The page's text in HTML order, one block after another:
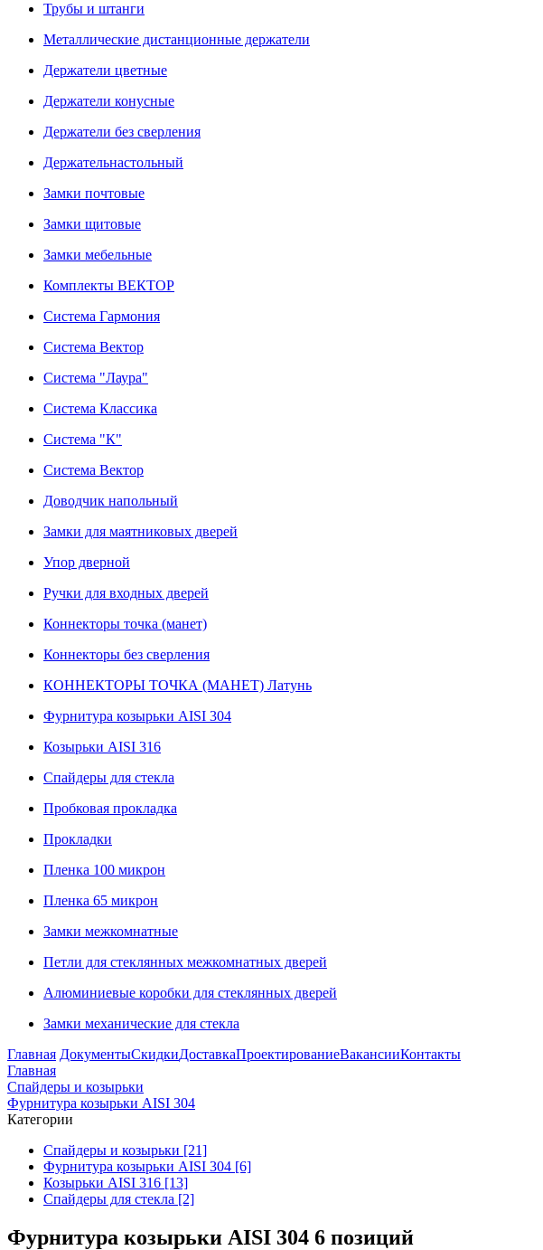
Трубы и штанги
Металлические дистанционные держатели
Держатели цветные
Держатели конусные
Держатели без сверления
Держательнастольный
Замки почтовые
Замки щитовые
Замки мебельные
Комплекты ВЕКТОР
Система Гармония
Система Вектор
Система "Лаура"
Система Классика
Система "К"
Система Вектор
Доводчик напольный
Замки для маятниковых дверей
Упор дверной
Ручки для входных дверей
Коннекторы точка (манет)
Коннекторы без сверления
КОННЕКТОРЫ ТОЧКА (МАНЕТ) Латунь
Фурнитура козырьки AISI 304
Козырьки AISI 316
Спайдеры для стекла
Пробковая прокладка
Прокладки
Пленка 100 микрон
Пленка 65 микрон
Замки межкомнатные
Петли для стеклянных межкомнатных дверей
Алюминиевые коробки для стеклянных дверей
Замки механические для стекла
Главная ДокументыСкидкиДоставкаПроектированиеВакансииКонтакты
Главная
Спайдеры и козырьки
Фурнитура козырьки AISI 304
Категории
Спайдеры и козырьки [21]
Фурнитура козырьки AISI 304 [6]
Козырьки AISI 316 [13]
Спайдеры для стекла [2]
Фурнитура козырьки AISI 304 6 позиций